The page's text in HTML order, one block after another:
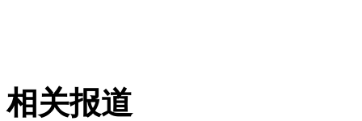
相关报道